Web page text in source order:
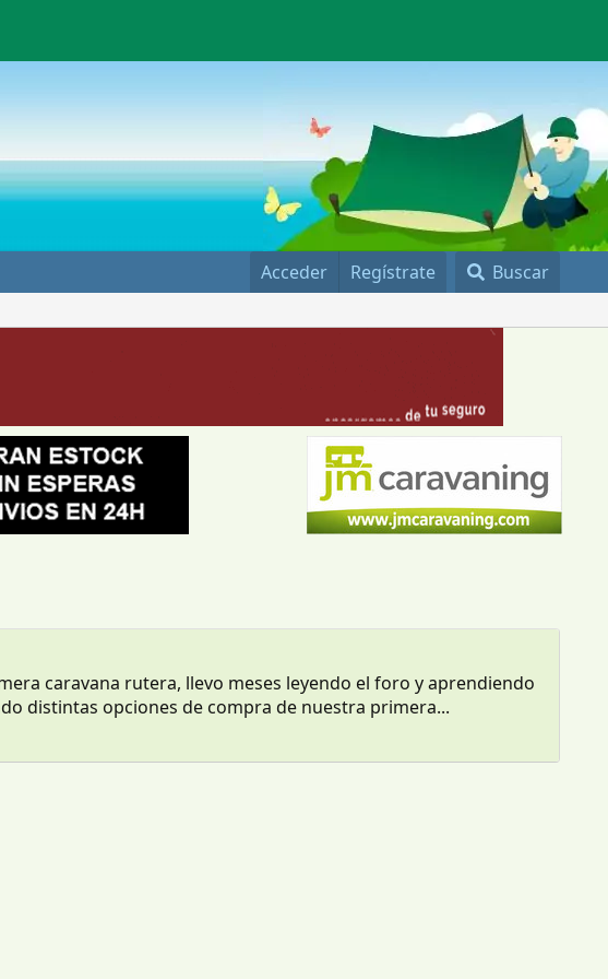
Acceder Regístrate Buscar
caravana rutera, llevo meses leyendo el foro y aprendiendo
distintas opciones de compra de nuestra primera...